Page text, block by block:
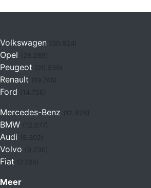
Volkswagen (30.624)
Opel (28.289)
Peugeot (20.535)
Renault (19.746)
Ford (14.756)
Mercedes-Benz (12.828)
BMW (12.077)
Audi (9.302)
Volvo (9.230)
Fiat (7.264)
Meer